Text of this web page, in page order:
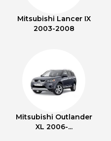
Mitsubishi Lancer IX
2003-2008
Mitsubishi Outlander
XL 2006-...